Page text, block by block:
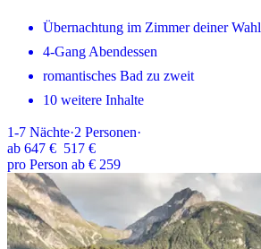
Übernachtung im Zimmer deiner Wahl
4-Gang Abendessen
romantisches Bad zu zweit
10 weitere Inhalte
1-7 Nächte·2 Personen·
ab 647 € 517 €
pro Person ab € 259